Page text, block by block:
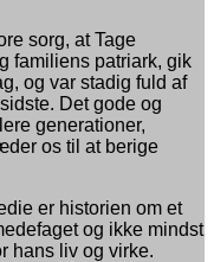
sorg, at Tage
familiens patriark, gik
og var stadig fuld af
Det gode og
generationer,
os til at berige
er historien om et
og ikke mindst
hans liv og virke.